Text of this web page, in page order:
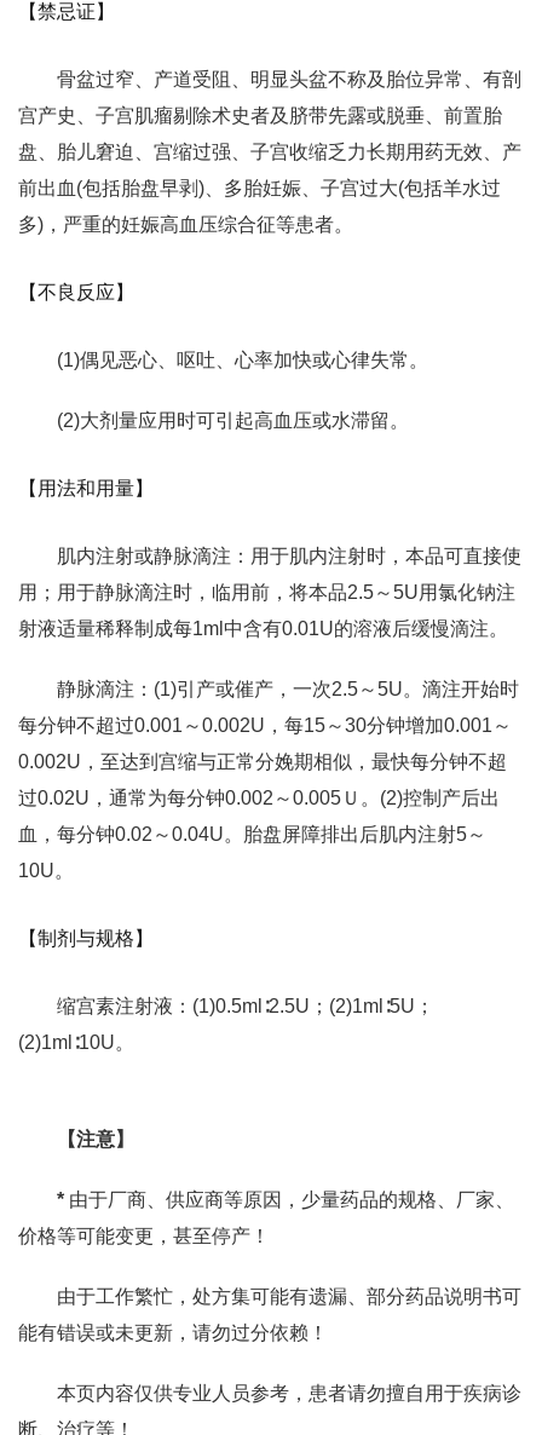
【禁忌证】
骨盆过窄、产道受阻、明显头盆不称及胎位异常、有剖
宫产史、子宫肌瘤剔除术史者及脐带先露或脱垂、前置胎
盘、胎儿窘迫、宫缩过强、子宫收缩乏力长期用药无效、产
前出血(包括胎盘早剥)、多胎妊娠、子宫过大(包括羊水过
多)，严重的妊娠高血压综合征等患者。
【不良反应】
(1)偶见恶心、呕吐、心率加快或心律失常。
(2)大剂量应用时可引起高血压或水滞留。
【用法和用量】
肌内注射或静脉滴注：用于肌内注射时，本品可直接使
用；用于静脉滴注时，临用前，将本品2.5～5U用氯化钠注
射液适量稀释制成每1ml中含有0.01U的溶液后缓慢滴注。
静脉滴注：(1)引产或催产，一次2.5～5U。滴注开始时
每分钟不超过0.001～0.002U，每15～30分钟增加0.001～
0.002U，至达到宫缩与正常分娩期相似，最快每分钟不超
过0.02U，通常为每分钟0.002～0.005Ｕ。(2)控制产后出
血，每分钟0.02～0.04U。胎盘屏障排出后肌内注射5～
10U。
【制剂与规格】
缩宫素注射液：(1)0.5ml∶2.5U；(2)1ml∶5U；
(2)1ml∶10U。
【注意】
* 由于厂商、供应商等原因，少量药品的规格、厂家、
价格等可能变更，甚至停产！
由于工作繁忙，处方集可能有遗漏、部分药品说明书可
能有错误或未更新，请勿过分依赖！
本页内容仅供专业人员参考，患者请勿擅自用于疾病诊
断、治疗等！